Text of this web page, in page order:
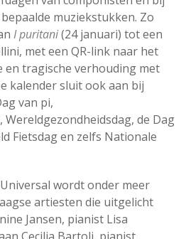
muziekstukken. Zo
I puritani(24 januari) tot een
met een QR-link naar het
en tragische verhouding met
kalender sluit ook aan bij
van pi,
de Dag
Fietsdag en zelfs Nationale
wordt onder meer
artiesten die uitgelicht
Jansen, pianist Lisa